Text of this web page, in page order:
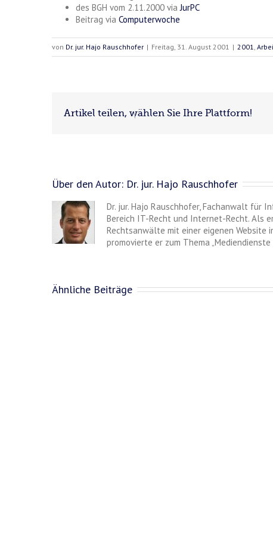
des BGH vom 2.11.2000 via JurPC
Beitrag via Computerwoche
von Dr. jur. Hajo Rauschhofer | Freitag, 31. August 2001 | 2001
Artikel teilen, wählen Sie Ihre Plattform!
Über den Autor: Dr. jur. Hajo Rauschhofer
Dr. jur. Hajo Rauschhofer, Fachanwalt für
Bereich IT-Recht und Internet-Recht. Als
Rechtsanwälte mit einer eigenen
promovierte er zum Thema „Mediendienste
Ähnliche Beiträge